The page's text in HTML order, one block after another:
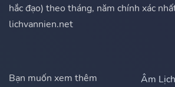
hắc đạo) theo tháng, năm chính xác
lichvannien.net
Bạn muốn xem thêm
Âm Lịch